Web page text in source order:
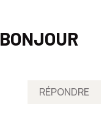
BONJOUR
RÉPONDRE